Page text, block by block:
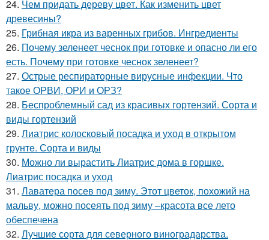
24. Чем придать дереву цвет. Как изменить цвет
древесины?
25. Грибная икра из варенных грибов. Ингредиенты
26. Почему зеленеет чеснок при готовке и опасно ли его
есть. Почему при готовке чеснок зеленеет?
27. Острые респираторные вирусные инфекции. Что
такое ОРВИ, ОРИ и ОРЗ?
28. Беспроблемный сад из красивых гортензий. Сорта и
виды гортензий
29. Лиатрис колосковый посадка и уход в открытом
грунте. Сорта и виды
30. Можно ли вырастить Лиатрис дома в горшке.
Лиатрис посадка и уход
31. Лаватера посев под зиму. Этот цветок, похожий на
мальву, можно посеять под зиму –красота все лето
обеспечена
32. Лучшие сорта для северного виноградарства.